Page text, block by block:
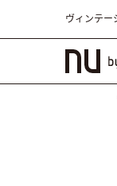
ヴィンテー